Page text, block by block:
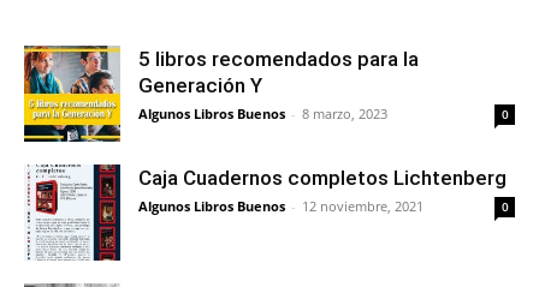
5 libros recomendados para la
Generación Y
Algunos Libros Buenos - 8 marzo, 2023 0
Caja Cuadernos completos Lichtenberg
Algunos Libros Buenos - 12 noviembre, 2021 0